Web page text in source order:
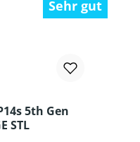
Sehr gut
5th Gen
STL